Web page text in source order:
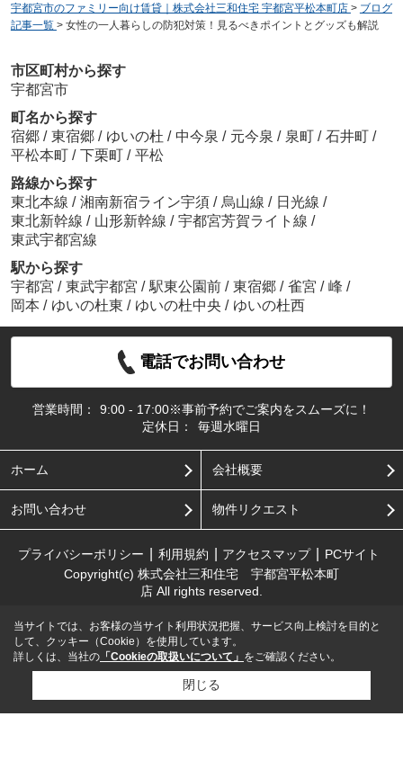
宇都宮市のファミリー向け賃貸｜株式会社三和住宅 宇都宮平松本町店 > ブログ
記事一覧 > 女性の一人暮らしの防犯対策！見るべきポイントとグッズも解説
市区町村から探す
宇都宮市
町名から探す
宿郷 / 東宿郷 / ゆいの杜 / 中今泉 / 元今泉 / 泉町 / 石井町 /
平松本町 / 下栗町 / 平松
路線から探す
東北本線 / 湘南新宿ライン宇須 / 烏山線 / 日光線 /
東北新幹線 / 山形新幹線 / 宇都宮芳賀ライト線 /
東武宇都宮線
駅から探す
宇都宮 / 東武宇都宮 / 駅東公園前 / 東宿郷 / 雀宮 / 峰 /
岡本 / ゆいの杜東 / ゆいの杜中央 / ゆいの杜西
電話でお問い合わせ
営業時間：
9:00 - 17:00※事前予約でご案内をスムーズに！
定休日：
毎週水曜日
ホーム 会社概要
お問い合わせ 物件リクエスト
プライバシーポリシー 利用規約 アクセスマップ
PCサイト
Copyright(c) 株式会社三和住宅 宇都宮平松本町
店 All rights reserved.
当サイトでは、お客様の当サイト利用状況把握、サービス向上検討を目的と
して、クッキー（Cookie）を使用しています。
詳しくは、当社の 「Cookieの取扱いについて」 をご確認ください。
閉じる